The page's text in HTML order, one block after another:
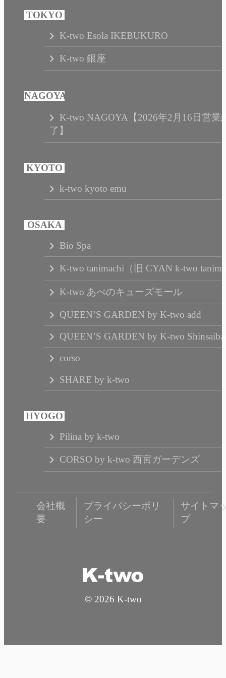
K-two Esola IKEBUKURO
K-two 銀座
K-two NAGOYA【2026年2月16日営業
了】
k-two kyoto emu
Bio Spa
K-two tanimachi（旧 CYAN k-two
K-two あべのキューズモール
QUEEN’S GARDEN by K-two add
QUEEN’S GARDEN by K-two
corso
SHARE by k-two
Pilina by k-two
CORSO by k-two 西宮ガーデンズ
会社概
要
プライバシーポリ
シー
サイトマ
プ
© 2026 K-two